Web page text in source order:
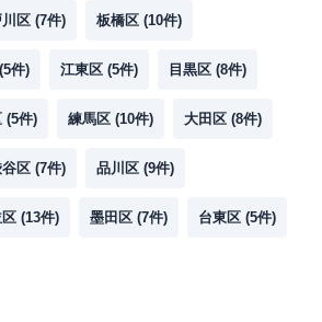
区 (7件) 板橋区 (10件)
(5件) 江東区 (5件) 目黒区 (8件)
(5件) 練馬区 (10件) 大田区 (8件)
区 (7件) 品川区 (9件)
(13件) 墨田区 (7件) 台東区 (5件)